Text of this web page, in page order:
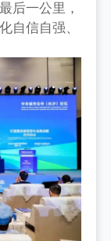
后一公里，
自信自强、